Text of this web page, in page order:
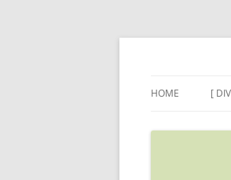
Ga
HOME [